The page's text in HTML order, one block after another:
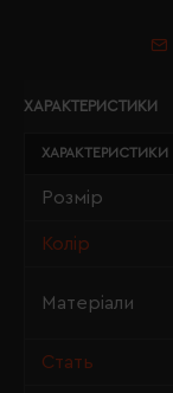
ХАРАКТЕРИСТИКИ
ХАРАКТЕРИСТИКИ
Розмір
Колір
Матеріали
Стать